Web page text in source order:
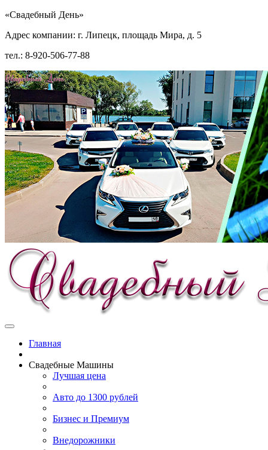
«Свадебный День»
Адрес компании: г. Липецк, площадь Мира, д. 5
тел.: 8-920-506-77-88
Главная
Свадебные Машины
Лучшая цена
Авто до 1300 рублей
Бизнес и Премиум
Внедорожники